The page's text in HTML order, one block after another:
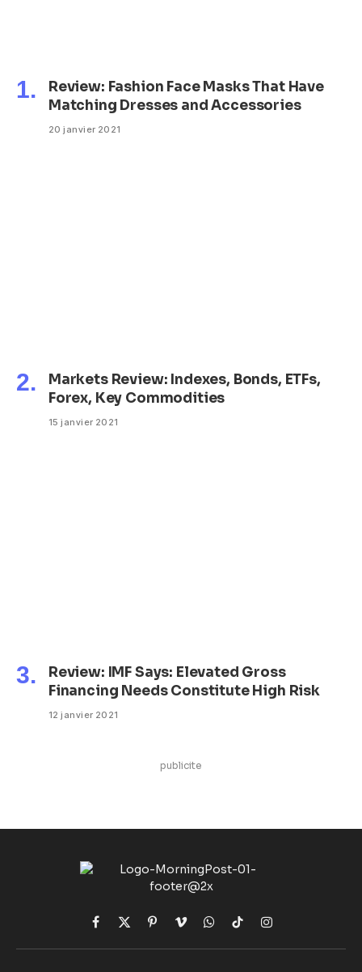
Review: Fashion Face Masks That Have
Matching Dresses and Accessories
20 janvier 2021
Markets Review: Indexes, Bonds, ETFs,
Forex, Key Commodities
15 janvier 2021
Review: IMF Says: Elevated Gross
Financing Needs Constitute High Risk
12 janvier 2021
publicite
Facebook
X
(Twitter)
Pinterest
VimeoWhatsApp
TikTokInstagram